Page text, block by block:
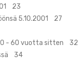
23
5.10.2001 27
50 - 60 vuotta sitten 32
34